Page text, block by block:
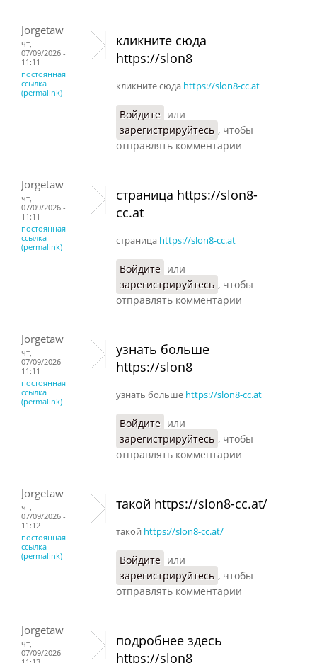
Jorgetaw
чт,
07/09/2026 -
11:11
постоянная
ссылка
(permalink)
кликните сюда
https://slon8
кликните сюда https://slon8-cc.at
Войдите или
зарегистрируйтесь , чтобы
отправлять комментарии
Jorgetaw
чт,
07/09/2026 -
11:11
постоянная
ссылка
(permalink)
страница https://slon8-
cc.at
страница https://slon8-cc.at
Войдите или
зарегистрируйтесь , чтобы
отправлять комментарии
Jorgetaw
чт,
07/09/2026 -
11:11
постоянная
ссылка
(permalink)
узнать больше
https://slon8
узнать больше https://slon8-cc.at
Войдите или
зарегистрируйтесь , чтобы
отправлять комментарии
Jorgetaw
чт,
07/09/2026 -
11:12
постоянная
ссылка
(permalink)
такой https://slon8-cc.at/
такой https://slon8-cc.at/
Войдите или
зарегистрируйтесь , чтобы
отправлять комментарии
Jorgetaw
чт,
07/09/2026 -
подробнее здесь
https://slon8